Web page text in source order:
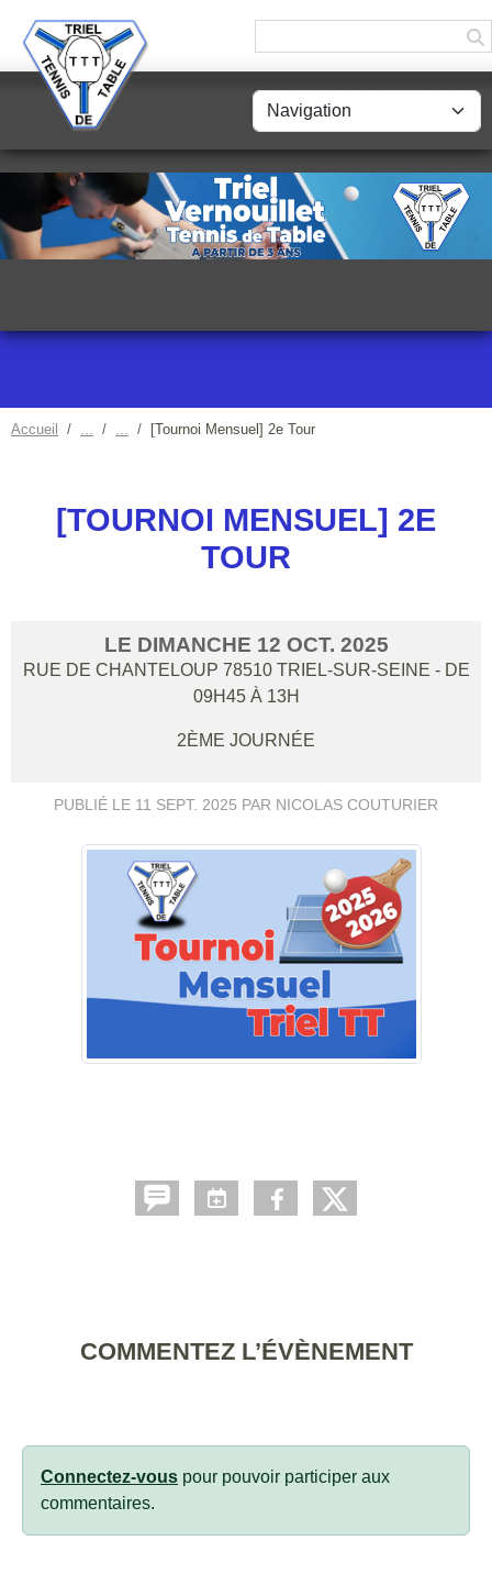
Accueil [Tournoi Mensuel] 2e Tour
[TOURNOI MENSUEL] 2E
TOUR
LE DIMANCHE 12 OCT. 2025
RUE DE CHANTELOUP 78510 TRIEL-SUR-SEINE - DE
09H45 À 13H
2ÈME JOURNÉE
PUBLIÉ LE 11 SEPT. 2025 PAR NICOLAS COUTURIER
COMMENTEZ L’ÉVÈNEMENT
Connectez-vous pour pouvoir participer aux
commentaires.